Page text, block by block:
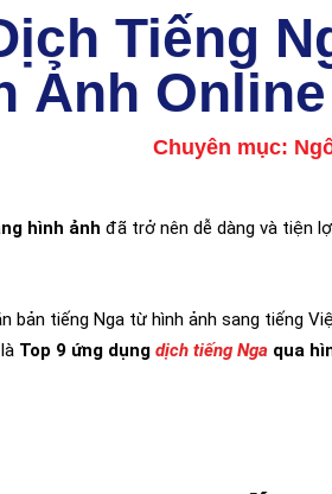
Tiếng
Ảnh Online
Chuyên mục:
hình ảnh đã trở nên dễ dàng và tiện
bản tiếng Nga từ hình ảnh sang tiếng
Top 9 ứng dụng dịch tiếng Nga qua